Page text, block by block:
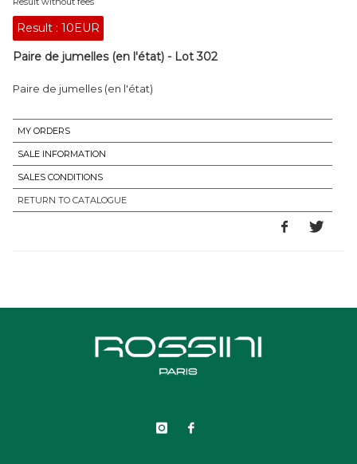
Result : 10EUR
Paire de jumelles (en l'état) - Lot 302
Paire de jumelles (en l'état)
MY ORDERS
SALE INFORMATION
SALES CONDITIONS
RETURN TO CATALOGUE